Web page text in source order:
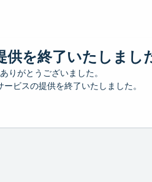
供を終了いたしまし
りがとうございました。
ビスの提供を終了いたしました。